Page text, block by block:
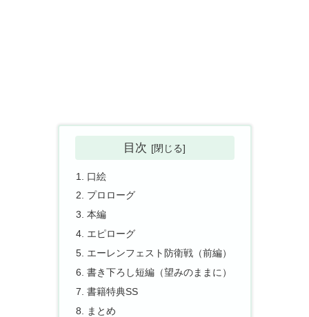
目次
口絵
プロローグ
本編
エピローグ
エーレンフェスト防衛戦（前編）
書き下ろし短編（望みのままに）
書籍特典SS
まとめ